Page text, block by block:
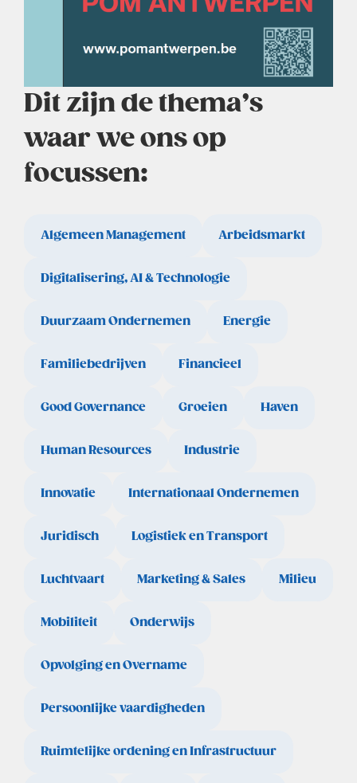
Dit zijn de thema’s
waar we ons op
focussen:
Algemeen Management Arbeidsmarkt
Digitalisering, AI & Technologie
Duurzaam Ondernemen Energie
Familiebedrijven Financieel
Good Governance Groeien Haven
Human Resources Industrie
Innovatie Internationaal Ondernemen
Juridisch Logistiek en Transport
Luchtvaart Marketing & Sales Milieu
Mobiliteit Onderwijs
Opvolging en Overname
Persoonlijke vaardigheden
Ruimtelijke ordening en Infrastructuur